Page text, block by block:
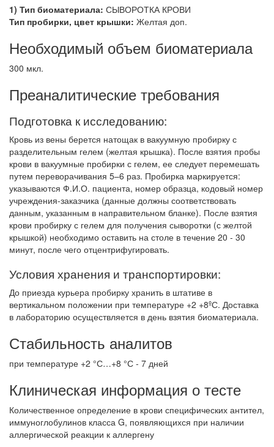
1) Тип биоматериала: СЫВОРОТКА КРОВИ
Тип пробирки, цвет крышки: Желтая доп.
Необходимый объем биоматериала
300 мкл.
Преаналитические требования
Подготовка к исследованию:
Кровь из вены берется натощак в вакуумную пробирку с
разделительным гелем (желтая крышка). После взятия пробы
крови в вакуумные пробирки с гелем, ее следует перемешать
путем переворачивания 5–6 раз. Пробирка маркируется:
указываются Ф.И.О. пациента, номер образца, кодовый номер
учреждения-заказчика (данные должны соответствовать
данным, указанным в направительном бланке). После взятия
крови пробирку с гелем для получения сыворотки (с желтой
крышкой) необходимо оставить на столе в течение 20 - 30
минут, после чего отцентрифугировать.
Условия хранения и транспортировки:
До приезда курьера пробирку хранить в штативе в
вертикальном положении при температуре +2 +8ºС. Доставка
в лабораторию осуществляется в день взятия биоматериала.
Стабильность аналитов
при температуре +2 °С…+8 °С - 7 дней
Клиническая информация о тесте
Количественное определение в крови специфических антител,
иммуноглобулинов класса G, появляющихся при наличии
аллергической реакции к аллергену